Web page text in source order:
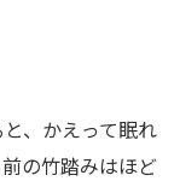
、かえって眠れ
の竹踏みはほど